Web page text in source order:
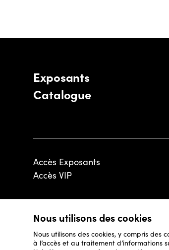
Nous utilisons des cookies
Nous utilisons des cookies, y compris des
à l’accès et au traitement d’informations
Exposants
Catalogue
Accès Exposants
Accès VIP
© 2026 - Luxembourg Art Week